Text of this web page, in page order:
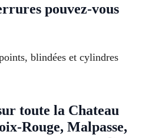
pouvez-vous
blindées et cylindres
toute la Chateau
Rouge, Malpasse,